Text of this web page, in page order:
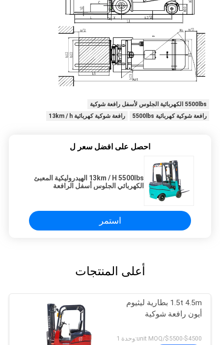
5500lbs الكهربائية الجلوس لأسفل رافعة شوكية
رافعة شوكية كهربائية 5500lbs
رافعة شوكية كهربائية 13km / h
احصل على افضل سعر ل
13km / H 5500lbs الهيدروليكية المعبئ
الكهربائي الجلوس أسفل الرافعة
استمر
أعلى المنتجات
1.5t 4.5m بطارية ليثيوم
أيون رافعة شوكية
$4500-$5500/unit MOQ:وحدة 1